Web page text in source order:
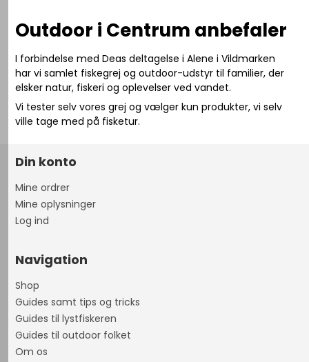
Outdoor i Centrum anbefaler
I forbindelse med Deas deltagelse iAlene i Vildmarken
har vi samlet fiskegrej og outdoor-udstyr til familier, der
elsker natur, fiskeri og oplevelser ved vandet.
Vi tester selv vores grej og vælger kun produkter, vi selv
ville tage med på fisketur.
Din konto
Mine ordrer
Mine oplysninger
Log ind
Navigation
Shop
Guides samt tips og tricks
Guides til lystfiskeren
Guides til outdoor folket
Om os